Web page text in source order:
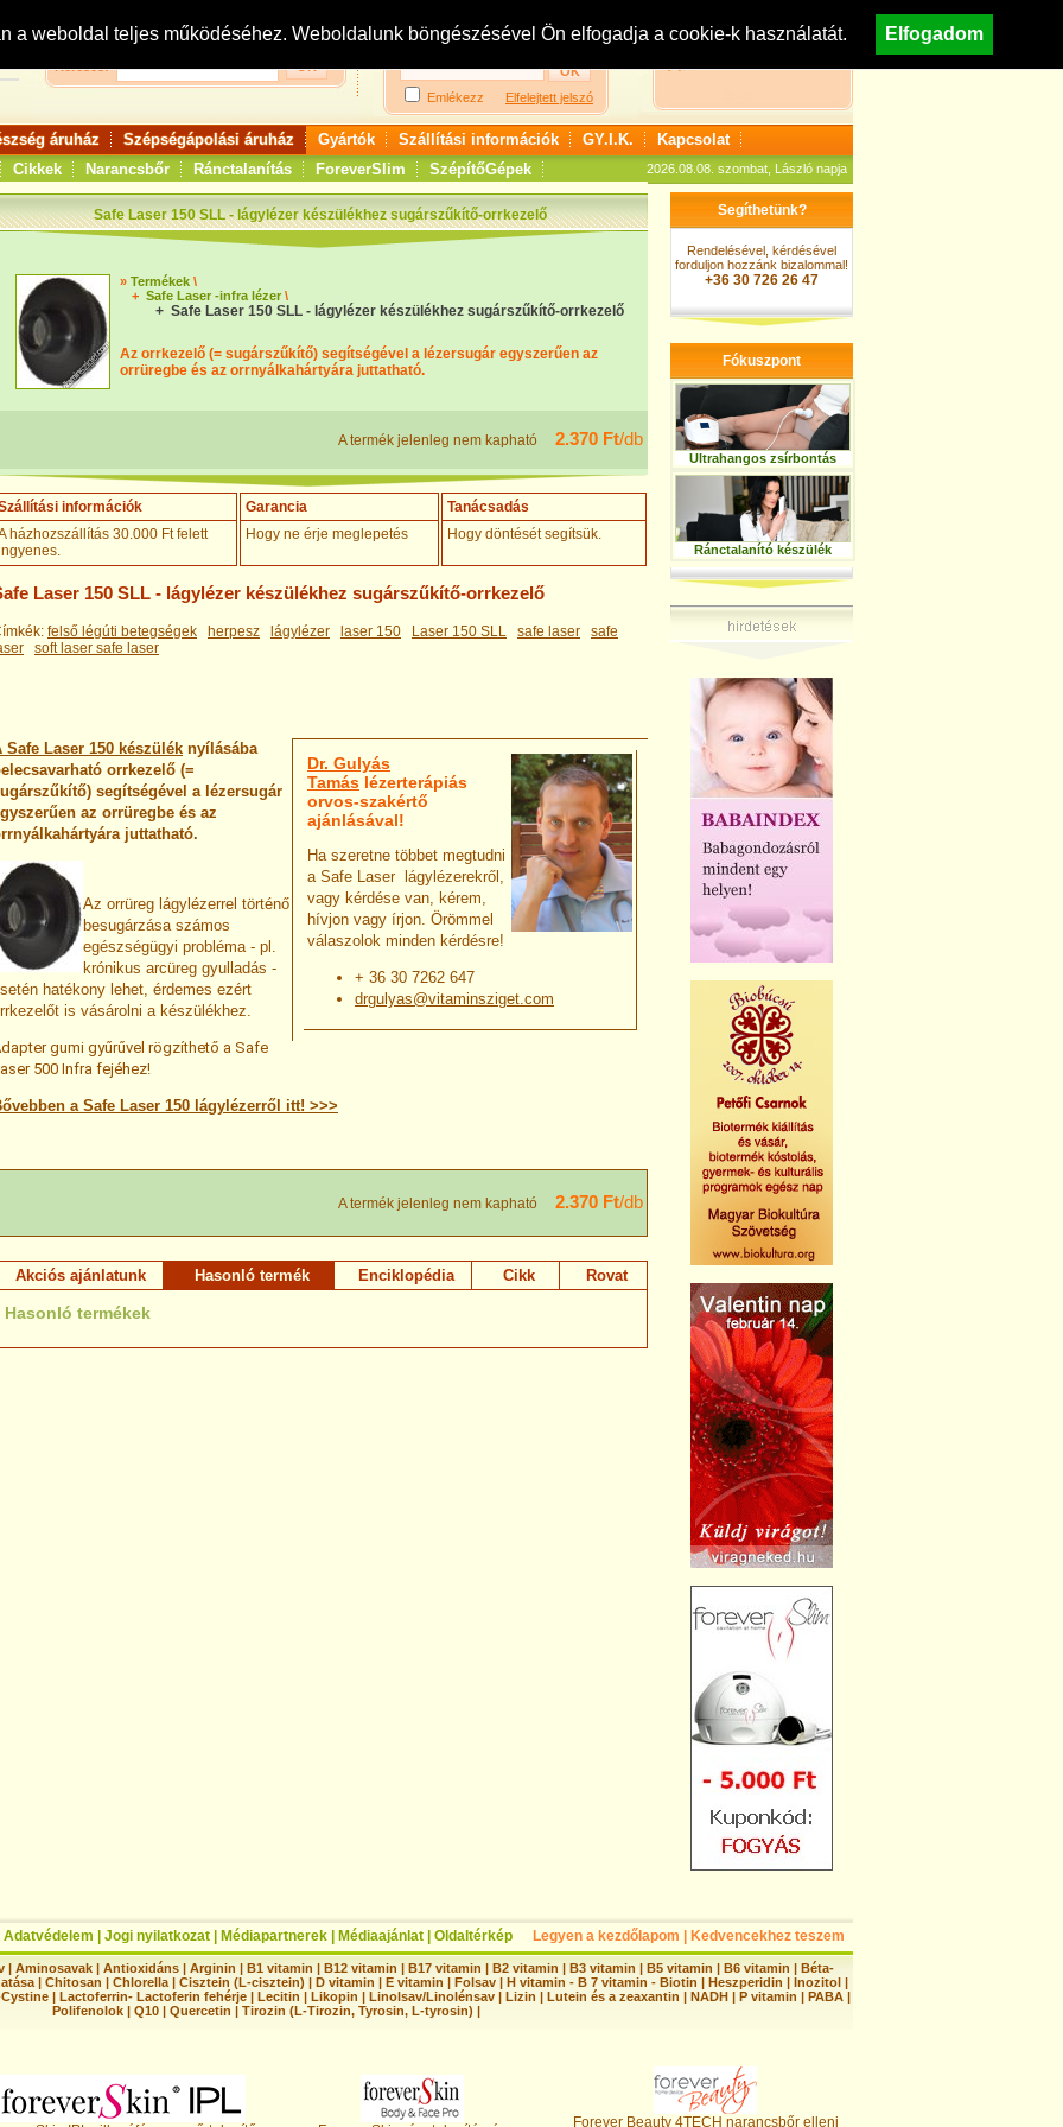
a weboldal teljes működéséhez. Weboldalunk böngészésével Ön elfogadja a cookie-k használatát. Elfogadom
Keresés:
Bejelentkezés: Regisztráció
Emlékezz Elfelejtett jelszó
Nézzen körül áruházunkban!
áruház Szépségápolási áruház Gyártók Szállítási információk GY.I.K.
Kapcsolat
Cikkek
Narancsbőr Ránctalanítás ForeverSlim SzépítőGépek 2026.08.08. szombat, László napja
Safe Laser 150 SLL - lágylézer készülékhez sugárszűkítő-orrkezelő
» Termékek \
+ Safe Laser -infra lézer \
+ Safe Laser 150 SLL - lágylézer készülékhez sugárszűkítő-orrkezelő
Az orrkezelő (= sugárszűkítő) segítségével a lézersugár egyszerűen az
orrüregbe és az orrnyálkahártyára juttatható.
A termék jelenleg nem kapható 2.370 Ft/db
információk
házhozszállítás 30.000 Ft felett
.
Garancia
Hogy ne érje meglepetés
Tanácsadás
Hogy döntését segítsük.
Laser 150 SLL - lágylézer készülékhez sugárszűkítő-orrkezelő
felső légúti betegségek herpesz lágylézer laser 150 Laser 150 SLL safe laser
safe
soft laser safe laser
Dr. Gulyás
Tamás lézerterápiás
orvos-szakértő
ajánlásával!
Ha szeretne többet megtudni
a Safe Laser lágylézerekről,
vagy kérdése van, kérem,
hívjon vagy írjon. Örömmel
válaszolok minden kérdésre!
+ 36 30 7262 647
drgulyas@vitaminsziget.com
Safe Laser 150 készülék nyílásába
orrkezelő (=
segítségével a lézersugár
az orrüregbe és az
juttatható.
Az orrüreg lágylézerrel történő
besugárzása számos
egészségügyi probléma - pl.
krónikus arcüreg gyulladás -
hatékony lehet, érdemes ezért
is vásárolni a készülékhez.
gumi gyűrűvel rögzíthető a Safe
500 Infra fejéhez!
a Safe Laser 150 lágylézerről itt! >>>
A termék jelenleg nem kapható 2.370 Ft/db
Akciós ajánlatunk Hasonló termék Enciklopédia Cikk Rovat
Hasonló termékek
Segíthetünk?
Rendelésével, kérdésével
forduljon hozzánk bizalommal!
+36 30 726 26 47
Fókuszpont
Ultrahangos zsírbontás
Ránctalanító készülék
Adatvédelem Jogi nyilatkozat Médiapartnerek Médiaajánlat Oldaltérkép Legyen a kezdőlapom Kedvencekhez teszem
| Aminosavak| Antioxidáns| Arginin | B1 vitamin | B12 vitamin | B17 vitamin | B2 vitamin | B3 vitamin | B5 vitamin | B6 vitamin | Béta-
| Chitosan | Chlorella | Cisztein (L-cisztein) | D vitamin | E vitamin | Folsav | H vitamin - B 7 vitamin - Biotin | Heszperidin | Inozitol |
| Lactoferrin- Lactoferin fehérje | Lecitin | Likopin | Linolsav/Linolénsav | Lizin | Lutein és a zeaxantin | NADH | P vitamin | PABA |
Polifenolok| Q10| Quercetin | Tirozin (L-Tirozin, Tyrosin, L-tyrosin) |
Forever Beauty 4TECH narancsbőr elleni